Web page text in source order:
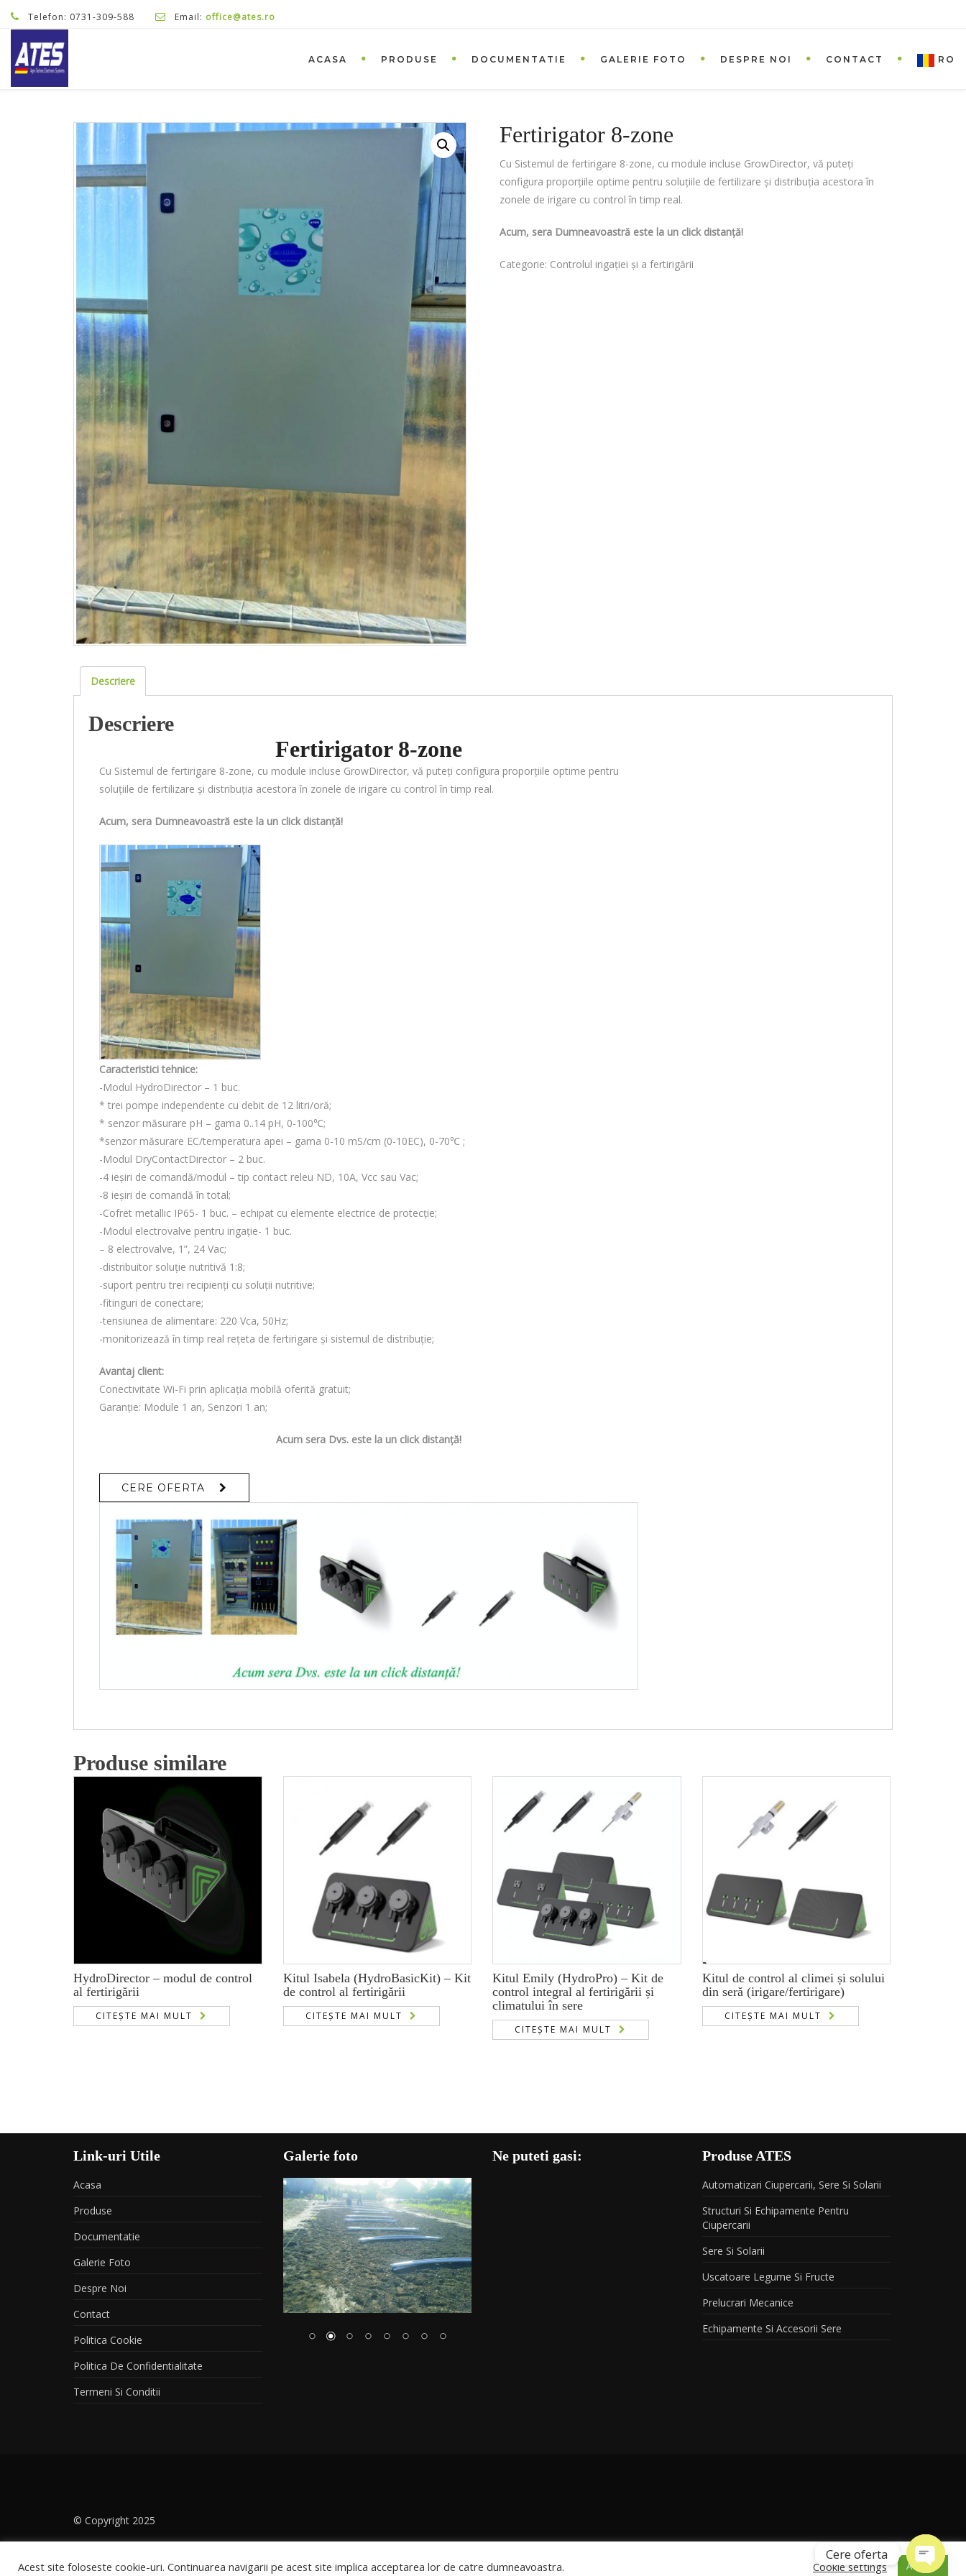
Telefon: 0731-309-588 Email: office@ates.ro
ACASA PRODUSE DOCUMENTATIE GALERIE FOTO DESPRE NOI CONTACT RO
Fertirigator 8-zone
Cu Sistemul de fertirigare 8-zone, cu module incluse GrowDirector, vă puteți
configura proporțiile optime pentru soluțiile de fertilizare și distribuția acestora în
zonele de irigare cu control în timp real.
Acum, sera Dumneavoastră este la un click distanță!
Categorie: Controlul irigației și a fertirigării
Descriere
Descriere
Fertirigator 8-zone
Cu Sistemul de fertirigare 8-zone, cu module incluse GrowDirector, vă puteți configura proporțiile optime pentru
soluțiile de fertilizare și distribuția acestora în zonele de irigare cu control în timp real.
Acum, sera Dumneavoastră este la un click distanță!
Caracteristici tehnice:
-Modul HydroDirector – 1 buc.
* trei pompe independente cu debit de 12 litri/oră;
* senzor măsurare pH – gama 0..14 pH, 0-100℃;
*senzor măsurare EC/temperatura apei – gama 0-10 mS/cm (0-10EC), 0-70℃ ;
-Modul DryContactDirector – 2 buc.
-4 ieșiri de comandă/modul – tip contact releu ND, 10A, Vcc sau Vac;
-8 ieșiri de comandă în total;
-Cofret metallic IP65- 1 buc. – echipat cu elemente electrice de protecție;
-Modul electrovalve pentru irigație- 1 buc.
– 8 electrovalve, 1”, 24 Vac;
-distribuitor soluție nutritivă 1:8;
-suport pentru trei recipienți cu soluții nutritive;
-fitinguri de conectare;
-tensiunea de alimentare: 220 Vca, 50Hz;
-monitorizează în timp real rețeta de fertirigare și sistemul de distribuție;
Avantaj client:
Conectivitate Wi-Fi prin aplicația mobilă oferită gratuit;
Garanție: Module 1 an, Senzori 1 an;
Acum sera Dvs. este la un click distanță!
CERE OFERTA
Produse similare
HydroDirector – modul de control
al fertirigării
CITEȘTE MAI MULT
Kitul Isabela (HydroBasicKit) – Kit
de control al fertirigării
CITEȘTE MAI MULT
Kitul Emily (HydroPro) – Kit de
control integral al fertirigării și
climatului în sere
CITEȘTE MAI MULT
Kitul de control al climei și solului
din seră (irigare/fertirigare)
CITEȘTE MAI MULT
Link-uri Utile
Acasa
Produse
Documentatie
Galerie Foto
Despre Noi
Contact
Politica Cookie
Politica De Confidentialitate
Termeni Si Conditii
Galerie foto Ne puteti gasi: Produse ATES
Automatizari Ciupercarii, Sere Si Solarii
Structuri Si Echipamente Pentru
Ciupercarii
Sere Si Solarii
Uscatoare Legume Si Fructe
Prelucrari Mecanice
Echipamente Si Accesorii Sere
© Copyright 2025
Acest site foloseste cookie-uri. Continuarea navigarii pe acest site implica acceptarea lor de catre dumneavoastra. Cookie settings ACCEPT
Cere oferta